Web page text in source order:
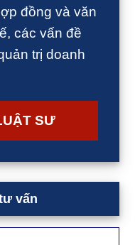
đồng và văn
các vấn đề
trị doanh
SƯ
vấn